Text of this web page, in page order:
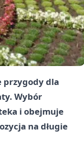
przygody dla
Wybór
i obejmuje
na długie